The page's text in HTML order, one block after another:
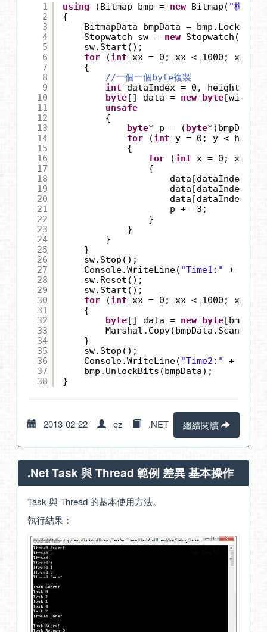
1
2
3
4
5
6
7
8
9
10
11
12
13
14
15
16
17
18
19
20
21
22
23
24
25
26
27
28
29
30
31
32
33
34
35
36
37
38
using (Bitmap bmp = new Bitmap( "檔案路
{
BitmapData bmpData = bmp.LockBits(
Stopwatch sw = new Stopwatch();
sw.Start();
for
(int
xx = 0; xx < 1000; xx++)
{
//一個一個byte複製
int
dataIndex = 0, height =
byte[] data = new byte[width
unsafe
{
byte* p = (byte
for
(int
y = 0; y <
{
for
(int
x = 0; x <
{
p += 3;
}
}
}
}
sw.Stop();
Console.WriteLine( "Time1:"
+
sw.Reset();
sw.Start();
for
(int
xx = 0; xx < 1000; xx++)
{
byte[] data = new byte
}
sw.Stop();
Console.WriteLine( "Time2:"
+
}
2013-02-22 ez .NET 繼續閱讀
.Net Task 與 Thread 範例 差異 基本操作
Task 與 Thread 的基本使用方法。
執行結果：